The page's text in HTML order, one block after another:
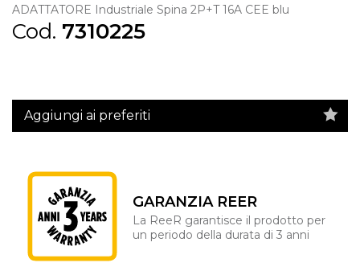
ADATTATORE Industriale Spina 2P+T 16A CEE blu
Cod. 7310225
Aggiungi ai preferiti
GARANZIA REER
La ReeR garantisce il prodotto per
un periodo della durata di 3 anni